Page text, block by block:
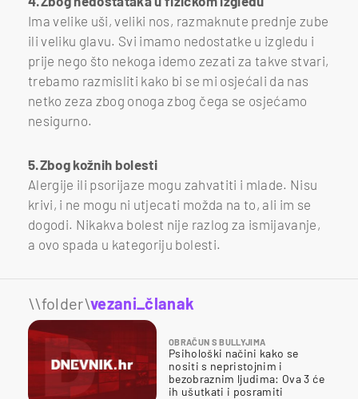
Ima velike uši, veliki nos, razmaknute prednje zube
ili veliku glavu. Svi imamo nedostatke u izgledu i
prije nego što nekoga idemo zezati za takve stvari,
trebamo razmisliti kako bi se mi osjećali da nas
netko zeza zbog onoga zbog čega se osjećamo
nesigurno.
5.Zbog kožnih bolesti
Alergije ili psorijaze mogu zahvatiti i mlade. Nisu
krivi, i ne mogu ni utjecati možda na to, ali im se
dogodi. Nikakva bolest nije razlog za ismijavanje,
a ovo spada u kategoriju bolesti.
\\folder\vezani_članak
OBRAČUN S BULLYJIMA
Psihološki načini kako se
nositi s nepristojnim i
bezobraznim ljudima: Ova 3 će
ih ušutkati i posramiti